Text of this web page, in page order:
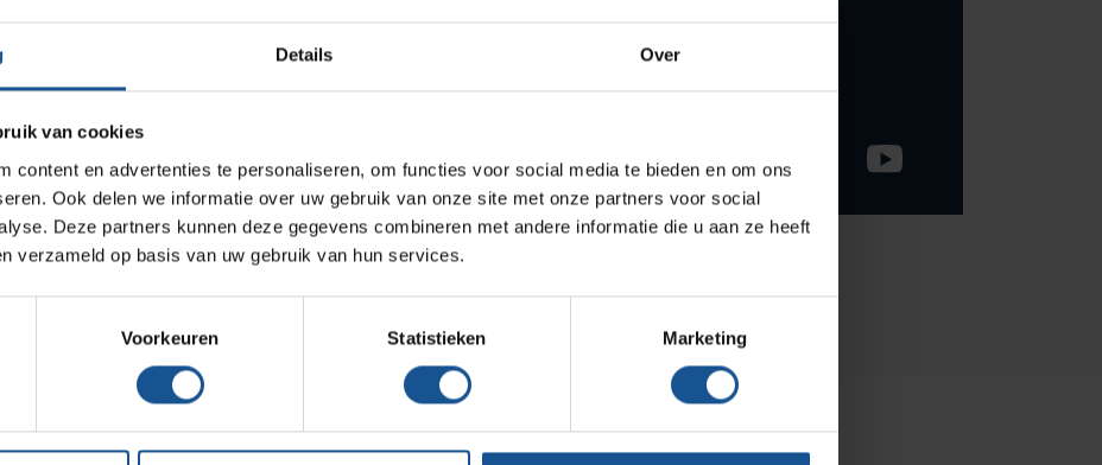
Details Over
van cookies
content en advertenties te personaliseren, om functies voor social media te bieden en om ons
Ook delen we informatie over uw gebruik van onze site met onze partners voor social
Deze partners kunnen deze gegevens combineren met andere informatie die u aan ze heeft
verzameld op basis van uw gebruik van hun services.
Voorkeuren Statistieken Marketing
Verzenden
info@ve-systems.nl
Opslagmogelijkheden
Medische (verzorgings)wagens
Medicijn- en verbandkasten
Werkplekinrichting
Assortiment
Metro
Zarges
BINBIN
Over VE-Systems
Contact
Ons team
Klantcases
Vacatures